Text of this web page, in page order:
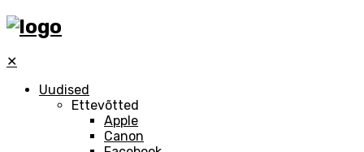
✕
Uudised
Ettevõtted
Apple
Canon